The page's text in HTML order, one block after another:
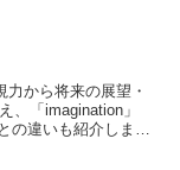
から将来の展望・
、「imagination」
の違いも紹介しま